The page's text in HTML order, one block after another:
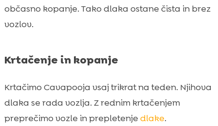
občasno kopanje. Tako dlaka ostane čista in brez
vozlov.
Krtačenje in kopanje
Krtačimo Cavapooja vsaj trikrat na teden. Njihova
dlaka se rada vozlja. Z rednim krtačenjem
preprečimo vozle in prepletenje dlake.